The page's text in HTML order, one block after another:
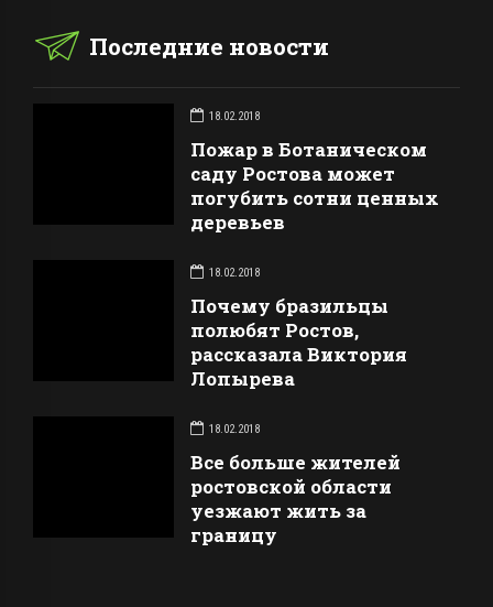
Последние новости
18.02.2018
Пожар в Ботаническом
саду Ростова может
погубить сотни ценных
деревьев
18.02.2018
Почему бразильцы
полюбят Ростов,
рассказала Виктория
Лопырева
18.02.2018
Все больше жителей
ростовской области
уезжают жить за
границу